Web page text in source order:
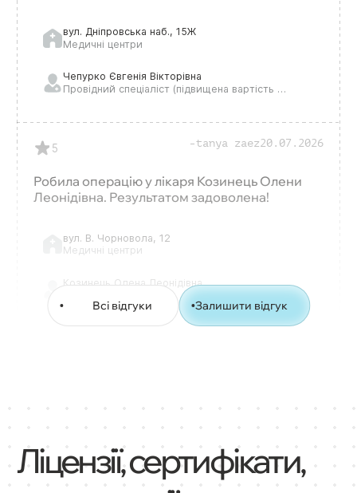
вул. Дніпровська наб., 15Ж
Медичні центри
Чепурко Євгенія Вікторівна
Провідний спеціаліст (підвищена вартість консультації)
5 tanya zaez20.07.2026
Робила операцію у лікаря Козинець Олени
Леонідівна. Результатом задоволена!
вул. В. Чорновола, 12
Медичні центри
Козинець Олена Леонідівна
Лікар вищої кваліфікаційної категорії
Всі відгуки Залишити відгук
Ліцензії, сертифікати,